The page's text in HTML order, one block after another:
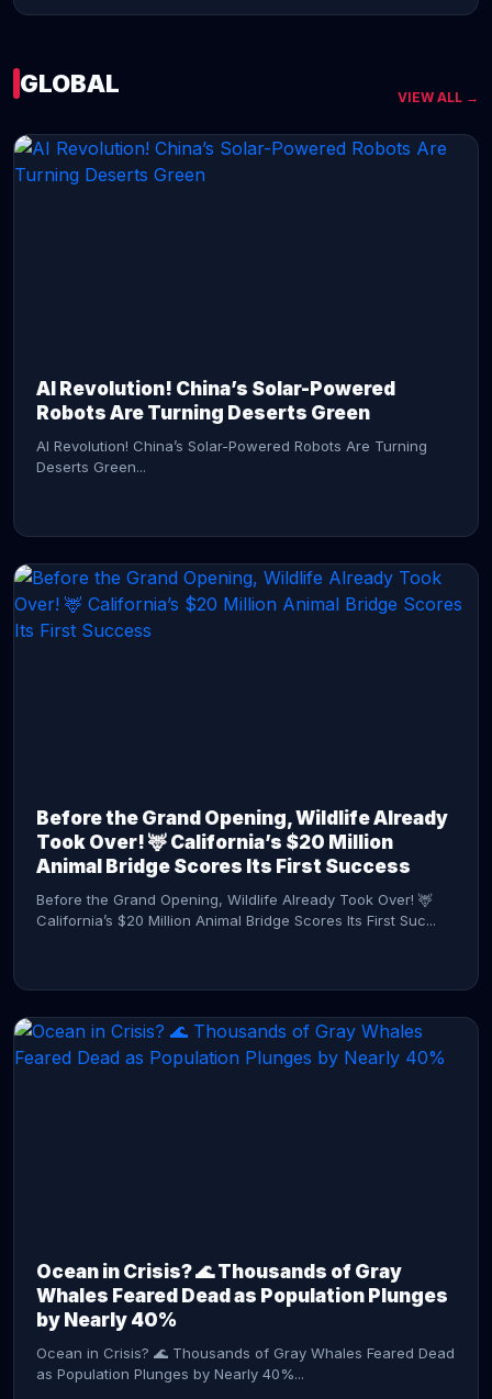
GLOBAL VIEW ALL →
AI Revolution! China’s Solar-Powered
Robots Are Turning Deserts Green
AI Revolution! China’s Solar-Powered Robots Are Turning
Deserts Green...
Before the Grand Opening, Wildlife Already
Took Over! 🦌 California’s $20 Million
Animal Bridge Scores Its First Success
Before the Grand Opening, Wildlife Already Took Over! 🦌
California’s $20 Million Animal Bridge Scores Its First Suc...
Ocean in Crisis? 🌊 Thousands of Gray
Whales Feared Dead as Population Plunges
by Nearly 40%
Ocean in Crisis? 🌊 Thousands of Gray Whales Feared Dead
as Population Plunges by Nearly 40%...